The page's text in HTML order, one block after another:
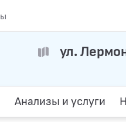
ул.
Анализы и услуги